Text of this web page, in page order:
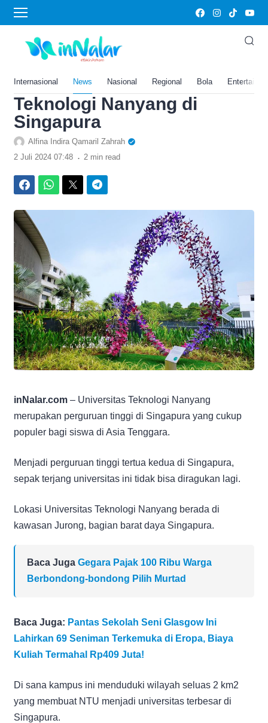
Internasional News Nasional Regional Bola
Home›Edukasi
Modal Masuknya Capai
Rp460 Juta, Intip Kehidupan
Mahasiswa di Universitas
Teknologi Nanyang di
Singapura
Alfina Indira Qamaril Zahrah
2 Juli 2024 07:48 . 2 min read
inNalar.com – Universitas Teknologi Nanyang
merupakan perguruan tinggi di Singapura yang cukup
populer bagi siswa di Asia Tenggara.
Menjadi perguruan tinggi tertua kedua di Singapura,
sepak terjang universitas ini tidak bisa diragukan lagi.
Lokasi Universitas Teknologi Nanyang berada di
kawasan Jurong, bagian barat daya Singapura.
Baca Juga Gegara Pajak 100 Ribu Warga
Berbondong-bondong Pilih Murtad
Baca Juga: Pantas Sekolah Seni Glasgow Ini
Lahirkan 69 Seniman Terkemuka di Eropa, Biaya
Kuliah Termahal Rp409 Juta!
Di sana kampus ini menduduki wilayah seluas 2 km2
yang membuat NTU menjadi universitas terbesar di
Singapura.